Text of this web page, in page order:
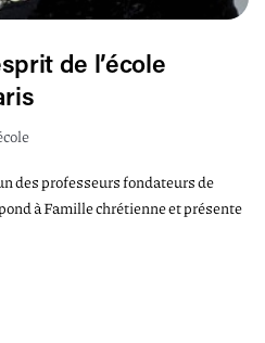
de l’école
des professeurs fondateurs de
à Famille chrétienne et présente